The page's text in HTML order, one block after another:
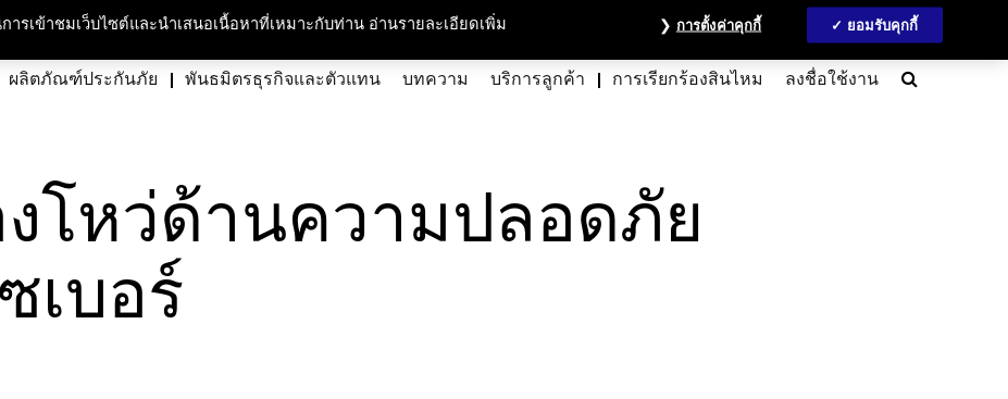
เกี่ยวกับเรา ความรับผิดชอบต่อสังคมและสิ่งแวดล้อม สนใจร่วมงาน ศูนย์สื่อมวลชน MyAccount English
ผลิตภัณฑ์ประกันภัย พันธมิตรธุรกิจและตัวแทน บทความ บริการลูกค้า การเรียกร้องสินไหม ลงชื่อใช้งาน Search
งโหว่ด้านความปลอดภัย
เบอร์
รเข้าชมเว็บไซต์และนำเสนอเนื้อหาที่เหมาะกับท่าน อ่านรายละเอียดเพิ่ม
การตั้งค่าคุกกี้ ยอมรับคุกกี้